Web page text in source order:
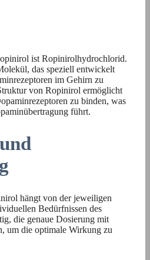
ist Ropinirolhydrochlorid.
das speziell entwickelt
im Gehirn zu
von Ropinirol ermöglicht
zu binden, was
führt.
hängt von der jeweiligen
Bedürfnissen des
die genaue Dosierung mit
um die optimale Wirkung zu